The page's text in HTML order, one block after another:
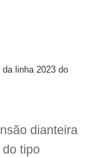
linha 2023 do
dianteira
tipo